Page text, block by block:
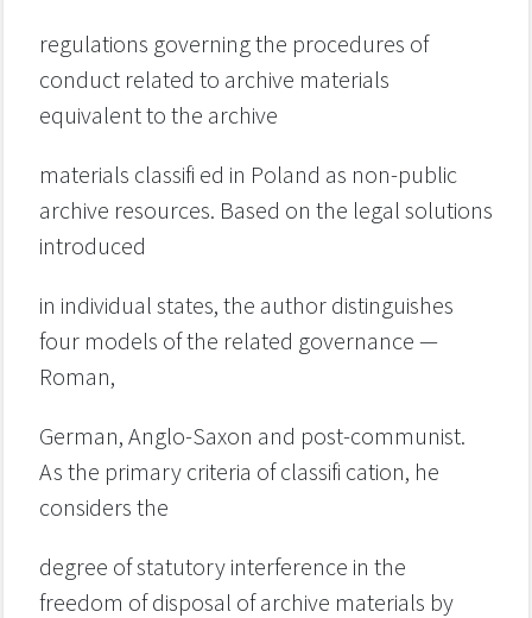
regulations governing the procedures of
conduct related to archive materials
equivalent to the archive
materials classifi ed in Poland as non-public
archive resources. Based on the legal solutions
introduced
in individual states, the author distinguishes
four models of the related governance —
Roman,
German, Anglo-Saxon and post-communist.
As the primary criteria of classifi cation, he
considers the
degree of statutory interference in the
freedom of disposal of archive materials by